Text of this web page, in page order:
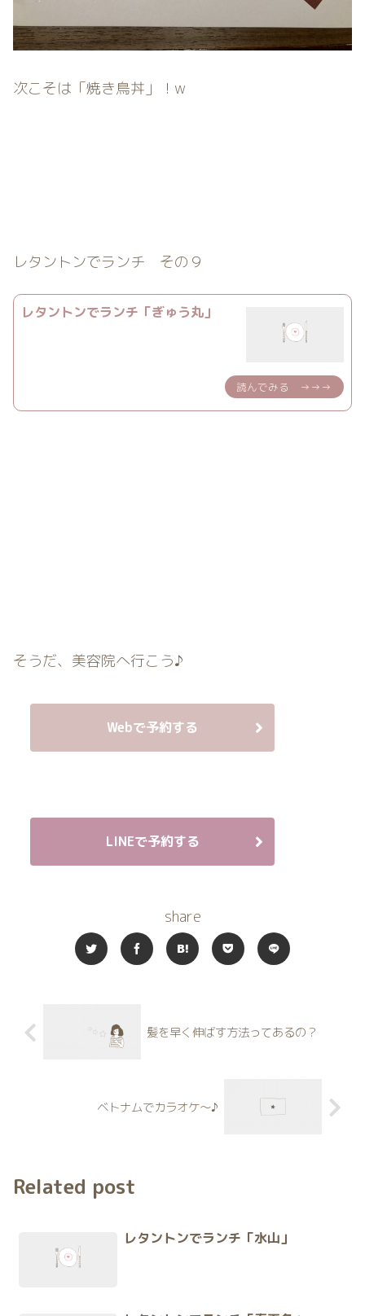
次こそは「焼き鳥丼」！w
レタントンでランチ その９
レタントンでランチ「ぎゅう丸」
そうだ、美容院へ行こう♪
Webで予約する
LINEで予約する
share
髪を早く伸ばす方法ってあるの？
ベトナムでカラオケ〜♪
Related post
レタントンでランチ「水山」